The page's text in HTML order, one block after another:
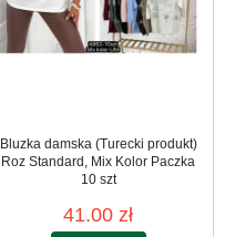
Bluzka damska (Turecki produkt)
Roz Standard, Mix Kolor Paczka
10 szt
41.00 zł